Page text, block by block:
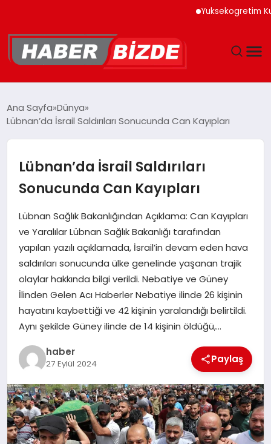
Yuksekogretim
EKONOMI
EĞITIM
MAGAZIN
SPOR
TEKNOLOJI
Ana Sayfa Dünya
Lübnan’da İsrail Saldırıları Sonucunda Can Kayıpları
Lübnan’da İsrail Saldırıları
Sonucunda Can Kayıpları
Lübnan Sağlık Bakanlığından Açıklama: Can Kayıpları
ve Yaralılar Lübnan Sağlık Bakanlığı tarafından
yapılan yazılı açıklamada, İsrail’in devam eden hava
saldırıları sonucunda ülke genelinde yaşanan trajik
olaylar hakkında bilgi verildi. Nebatiye ve Güney
İlinden Gelen Acı Haberler Nebatiye ilinde 26 kişinin
hayatını kaybettiği ve 42 kişinin yaralandığı belirtildi.
Aynı şekilde Güney ilinde de 14 kişinin öldüğü,…
haber
27 Eylül 2024 Paylaş